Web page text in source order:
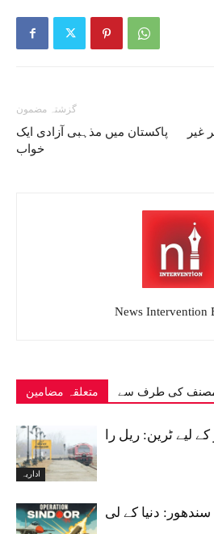
گزشتہ مضمون
پاکستان میں مذہبی آزادی ایک
خواب
غیر
News Intervention
متعلقہ مضامین مصنف کی طرف سے
اداریہ